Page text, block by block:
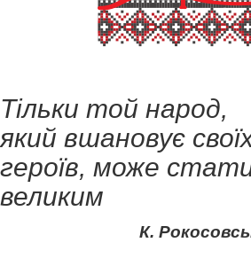
Тільки той народ,
який вшановує
героїв, може
великим
К.